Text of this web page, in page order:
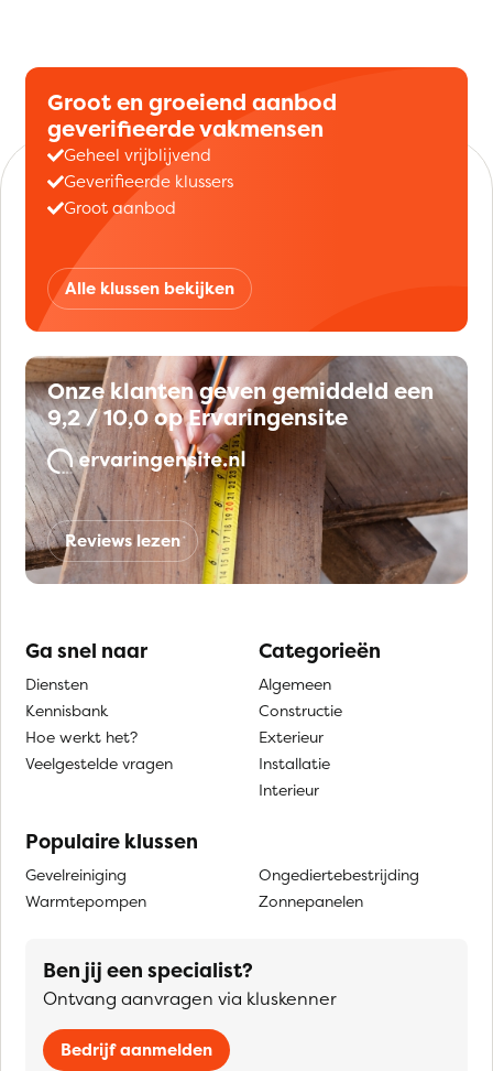
Groot en groeiend aanbod
geverifieerde vakmensen
Geheel vrijblijvend
Geverifieerde klussers
Groot aanbod
Alle klussen bekijken
Onze klanten geven gemiddeld een
9,2 / 10,0 op Ervaringensite
Reviews lezen
Ga snel naar
Diensten
Kennisbank
Hoe werkt het?
Veelgestelde vragen
Categorieën
Algemeen
Constructie
Exterieur
Installatie
Interieur
Populaire klussen
Gevelreiniging
Warmtepompen
Ongediertebestrijding
Zonnepanelen
Ben jij een specialist?
Ontvang aanvragen via kluskenner
Bedrijf aanmelden